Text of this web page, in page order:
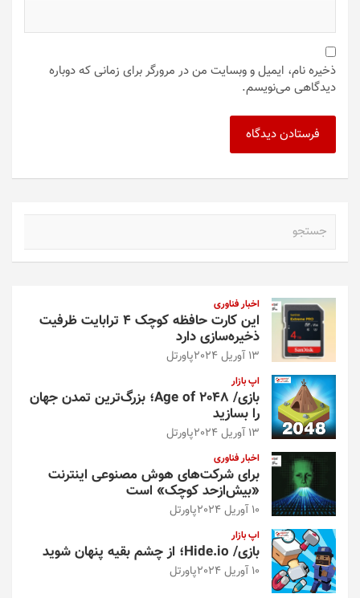
ذخیره نام، ایمیل و وبسایت من در مرورگر برای زمانی که دوباره
دیدگاهی می‌نویسم.
اخبار فناوری
این کارت حافظه کوچک ۴ ترابایت ظرفیت
ذخیره‌سازی دارد
13 آوریل 2024 پاورتل
اپ بازار
بازی/ Age of 2048؛ بزرگ‌ترین تمدن جهان
را بسازید
13 آوریل 2024 پاورتل
اخبار فناوری
برای شرکت‌های هوش مصنوعی اینترنت
«بیش‌از‌حد کوچک» است
10 آوریل 2024 پاورتل
اپ بازار
بازی/ Hide.io؛ از چشم بقیه پنهان شوید
10 آوریل 2024 پاورتل